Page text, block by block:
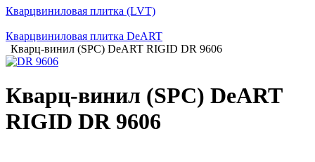
Кварцвиниловая плитка (LVT)
Кварцвиниловая плитка DeART
Кварц-винил (SPC) DeART RIGID DR 9606
Кварц-винил (SPC) DeART
RIGID DR 9606